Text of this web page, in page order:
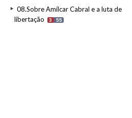
08.Sobre Amílcar Cabral e a luta de
libertação
3 55